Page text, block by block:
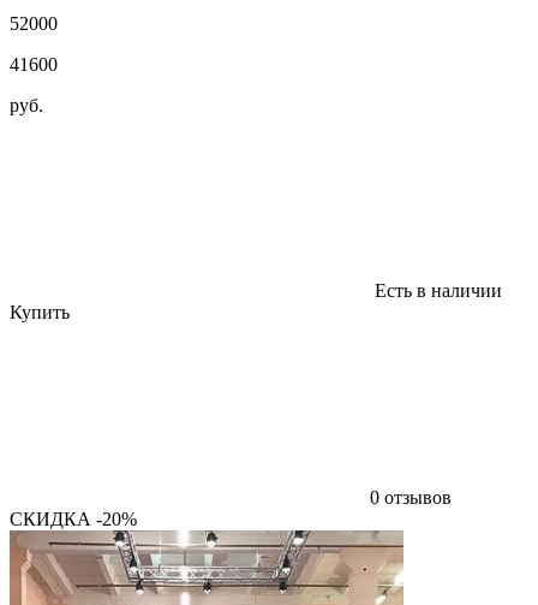
52000
41600
руб.
Есть в наличии
Купить
0 отзывов
СКИДКА -20%